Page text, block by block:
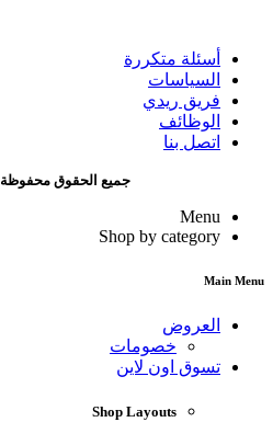
أسئلة متكررة
السياسات
فريق ريدي
الوظائف
اتصل بنا
جميع الحقوق محفوظة 2023_ ريدي
Menu
Shop by category
Main Menu
العروض
خصومات
تسوق اون لاين
Shop Layouts